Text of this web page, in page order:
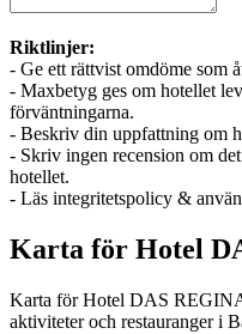
Riktlinjer:
- Ge ett rättvist omdöme som
- Maxbetyg ges om hotellet
förväntningarna.
- Beskriv din uppfattning om
- Skriv ingen recension om
hotellet.
- Läs integritetspolicy &
Karta för Hotel
Karta för Hotel DAS
aktiviteter och restauranger i